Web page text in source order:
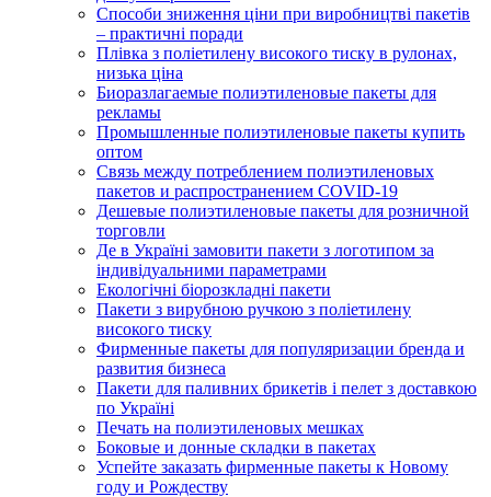
Способи зниження ціни при виробництві пакетів
– практичні поради
Плівка з поліетилену високого тиску в рулонах,
низька ціна
Биоразлагаемые полиэтиленовые пакеты для
рекламы
Промышленные полиэтиленовые пакеты купить
оптом
Связь между потреблением полиэтиленовых
пакетов и распространением COVID-19
Дешевые полиэтиленовые пакеты для розничной
торговли
Де в Україні замовити пакети з логотипом за
індивідуальними параметрами
Екологічні біорозкладні пакети
Пакети з вирубною ручкою з поліетилену
високого тиску
Фирменные пакеты для популяризации бренда и
развития бизнеса
Пакети для паливних брикетів і пелет з доставкою
по Україні
Печать на полиэтиленовых мешках
Боковые и донные складки в пакетах
Успейте заказать фирменные пакеты к Новому
году и Рождеству